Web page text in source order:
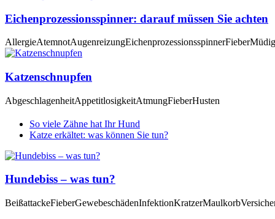
Eichenprozessionsspinner: darauf müssen Sie achten
AllergieAtemnotAugenreizungEichenprozessionsspinnerFieber
Katzenschnupfen
AbgeschlagenheitAppetitlosigkeitAtmungFieberHusten
So viele Zähne hat Ihr Hund
Katze erkältet: was können Sie tun?
Hundebiss – was tun?
BeißattackeFieberGewebeschädenInfektionKratzerMaulkorb